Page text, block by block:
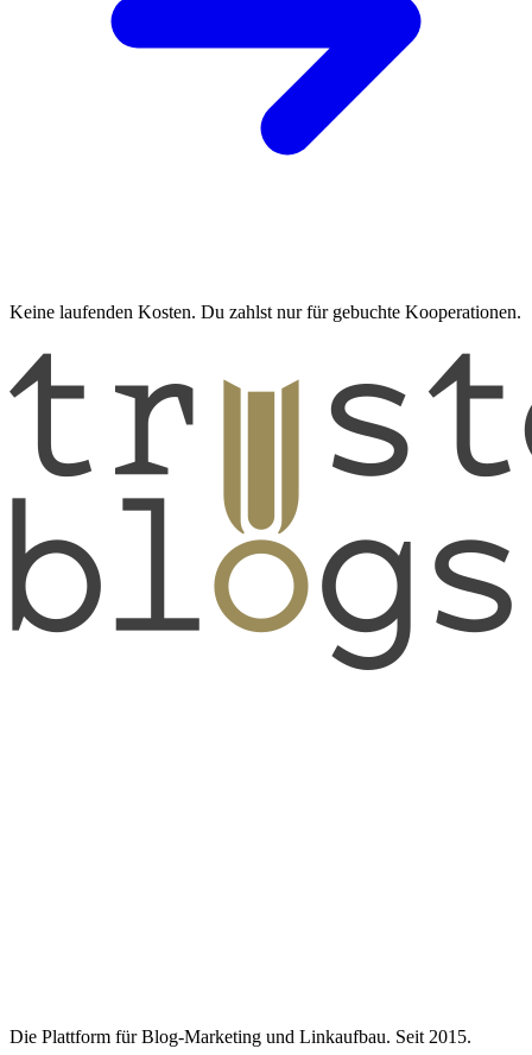
Keine laufenden Kosten. Du zahlst nur für gebuchte Kooperationen.
Die Plattform für Blog-Marketing und Linkaufbau. Seit 2015.